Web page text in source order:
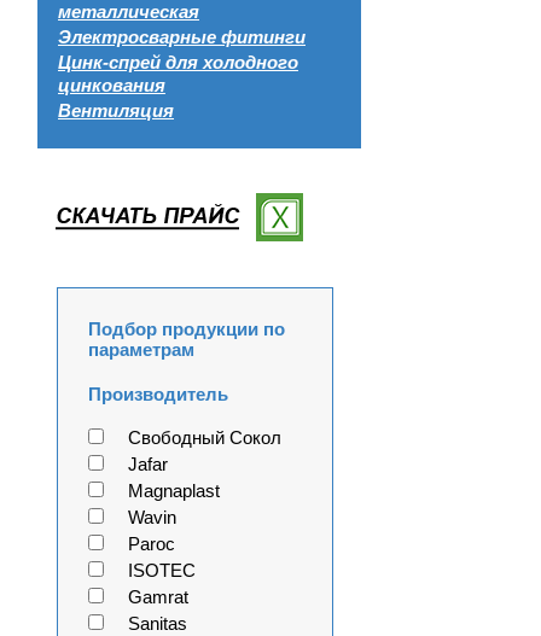
металлическая
Электросварные фитинги
Цинк-спрей для холодного
цинкования
Вентиляция
Подбор продукции по
параметрам
Производитель
Свободный Сокол
Jafar
Magnaplast
Wavin
Paroc
ISOTEC
Gamrat
Sanitas